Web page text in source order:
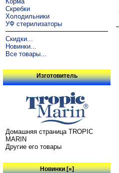
Скребки
Холодильники
УФ стерилизаторы
Скидки...
Новинки...
Все товары...
Изготовитель
Домашняя страница TROPIC
MARIN
Другие его товары
Новинки [»]